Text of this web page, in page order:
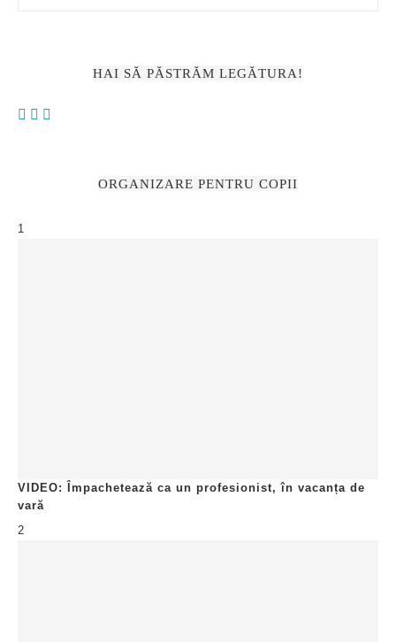
HAI SĂ PĂSTRĂM LEGĂTURA!
ORGANIZARE PENTRU COPII
1
VIDEO: Împachetează ca un profesionist, în vacanța de
vară
2